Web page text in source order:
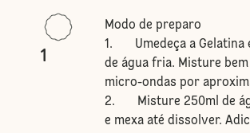
1
Modo de preparo
1. Umedeça a Gelatina
de água fria. Misture
micro-ondas por
2. Misture 250ml de
e mexa até dissolver.